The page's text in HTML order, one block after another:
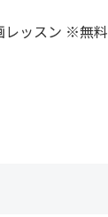
レッスン ※無料